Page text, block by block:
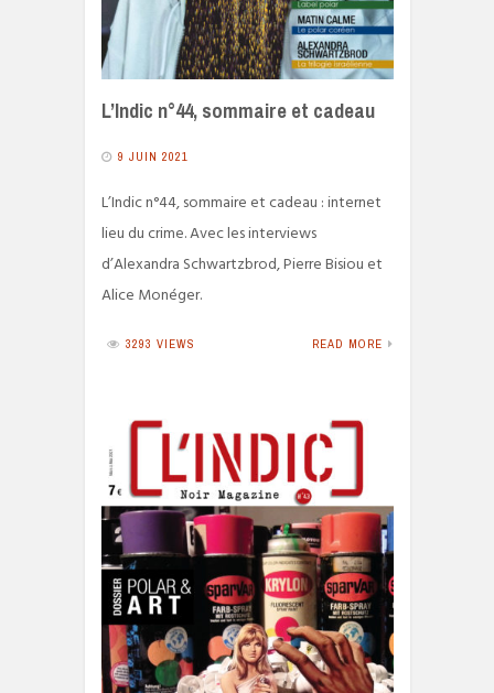
L’Indic n°44, sommaire et cadeau
9 JUIN 2021
L’Indic n°44, sommaire et cadeau : internet
lieu du crime. Avec les interviews
d’Alexandra Schwartzbrod, Pierre Bisiou et
Alice Monéger.
3293 VIEWS READ MORE